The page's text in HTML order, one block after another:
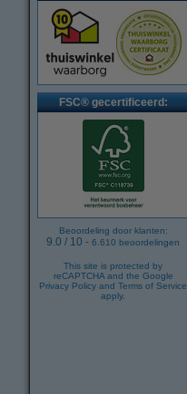
FSC® gecertificeerd:
Beoordeling door klanten:
9.0 / 10 - 6.610 beoordelingen
This site is protected by
reCAPTCHA and the Google
Privacy Policy and Terms of Service
apply.